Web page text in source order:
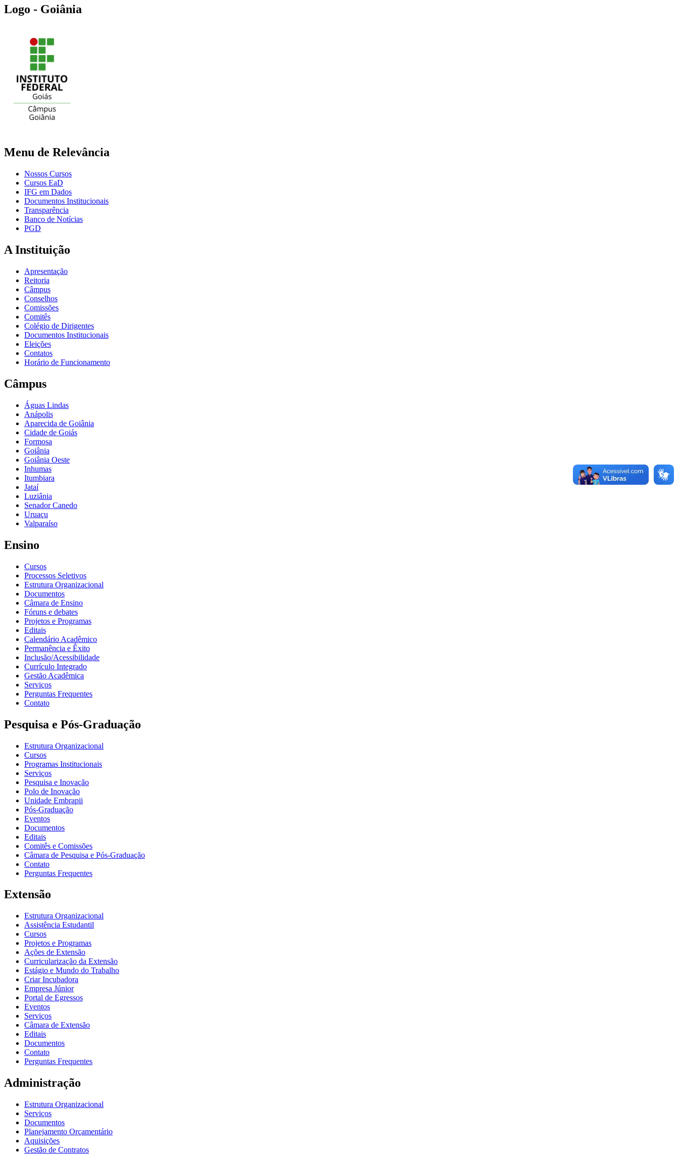
Logo - Goiânia
Menu de Relevância
Nossos Cursos
Cursos EaD
IFG em Dados
Documentos Institucionais
Transparência
Banco de Notícias
PGD
A Instituição
Apresentação
Reitoria
Câmpus
Conselhos
Comissões
Comitês
Colégio de Dirigentes
Documentos Institucionais
Eleições
Contatos
Horário de Funcionamento
Câmpus
Águas Lindas
Anápolis
Aparecida de Goiânia
Cidade de Goiás
Formosa
Goiânia
Goiânia Oeste
Inhumas
Itumbiara
Jataí
Luziânia
Senador Canedo
Uruaçu
Valparaíso
Ensino
Cursos
Processos Seletivos
Estrutura Organizacional
Documentos
Câmara de Ensino
Fóruns e debates
Projetos e Programas
Editais
Calendário Acadêmico
Permanência e Êxito
Inclusão/Acessibilidade
Currículo Integrado
Gestão Acadêmica
Serviços
Perguntas Frequentes
Contato
Pesquisa e Pós-Graduação
Estrutura Organizacional
Cursos
Programas Institucionais
Serviços
Pesquisa e Inovação
Polo de Inovação
Unidade Embrapii
Pós-Graduação
Eventos
Documentos
Editais
Comitês e Comissões
Câmara de Pesquisa e Pós-Graduação
Contato
Perguntas Frequentes
Extensão
Estrutura Organizacional
Assistência Estudantil
Cursos
Projetos e Programas
Ações de Extensão
Curricularização da Extensão
Estágio e Mundo do Trabalho
Criar Incubadora
Empresa Júnior
Portal de Egressos
Eventos
Serviços
Câmara de Extensão
Editais
Documentos
Contato
Perguntas Frequentes
Administração
Estrutura Organizacional
Serviços
Documentos
Planejamento Orçamentário
Aquisições
Gestão de Contratos